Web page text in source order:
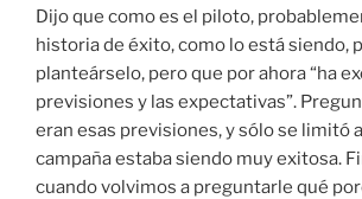
Dijo que como es el piloto,
historia de éxito, como lo está siendo,
planteárselo, pero que por ahora “ha
previsiones y las expectativas”.
eran esas previsiones, y sólo se limitó
campaña estaba siendo muy exitosa.
cuando volvimos a preguntarle qué